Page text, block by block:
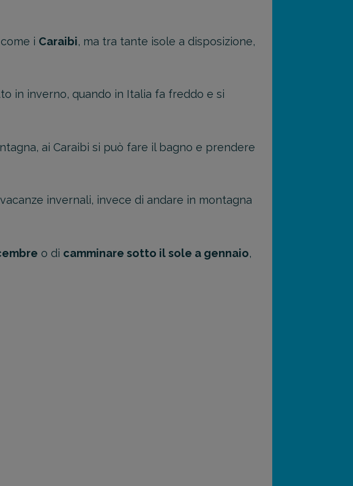
i Caraibi, ma tra tante isole a disposizione,
in inverno, quando in Italia fa freddo e si
ai Caraibi si può fare il bagno e prendere
invernali, invece di andare in montagna
o di camminare sotto il sole a gennaio,